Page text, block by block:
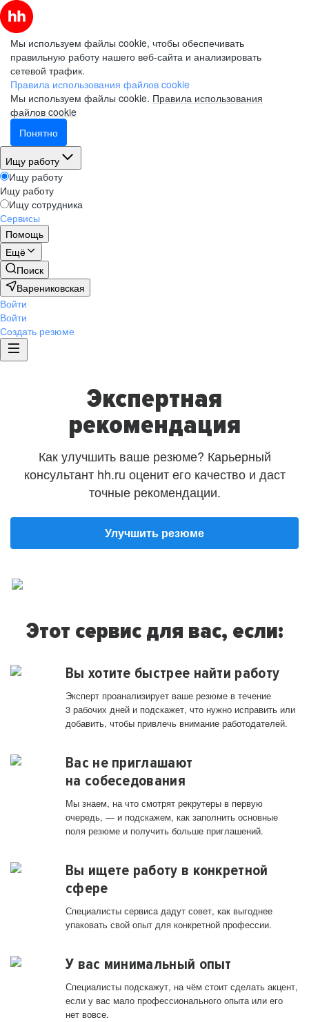
Мы используем файлы cookie, чтобы обеспечивать
правильную работу нашего веб-сайта и анализировать
сетевой трафик.
Правила использования файлов cookie
Мы используем файлы cookie. Правила использования
файлов cookie
Понятно
Ищу работу
Ищу работу
Ищу работу
Ищу сотрудника
Сервисы
Помощь
Ещё
Поиск
Варениковская
Войти
Войти
Создать резюме
Экспертная
рекомендация
Как улучшить ваше резюме? Карьерный
консультант hh.ru оценит его качество и даст
точные рекомендации.
Улучшить резюме
Этот сервис для вас, если:
Вы хотите быстрее найти работу
Эксперт проанализирует ваше резюме в течение
3 рабочих дней и подскажет, что нужно исправить или
добавить, чтобы привлечь внимание работодателей.
Вас не приглашают
на собеседования
Мы знаем, на что смотрят рекрутеры в первую
очередь, — и подскажем, как заполнить основные
поля резюме и получить больше приглашений.
Вы ищете работу в конкретной
сфере
Специалисты сервиса дадут совет, как выгоднее
упаковать свой опыт для конкретной профессии.
У вас минимальный опыт
Специалисты подскажут, на чём стоит сделать акцент,
если у вас мало профессионального опыта или его
нет вовсе.